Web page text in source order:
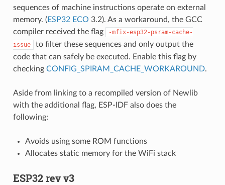
sequences of machine instructions operate on external
memory. (ESP32 ECO 3.2). As a workaround, the GCC
compiler received the flag
-mfix-esp32-psram-cache-
issue
to filter these sequences and only output the
code that can safely be executed. Enable this flag by
checking CONFIG_SPIRAM_CACHE_WORKAROUND.
Aside from linking to a recompiled version of Newlib
with the additional flag, ESP-IDF also does the
following:
Avoids using some ROM functions
Allocates static memory for the WiFi stack
ESP32 rev v3